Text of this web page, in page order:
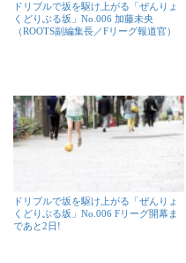
ドリブルで坂を駆け上がる「ぜんりょ
くどりぶる坂」No.006 加藤未央
（ROOTS副編集長／Fリーグ報道官）
ドリブルで坂を駆け上がる「ぜんりょ
くどりぶる坂」No.006 Fリーグ開幕ま
であと2日!